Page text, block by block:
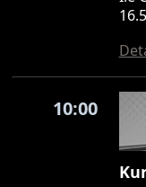
10:00